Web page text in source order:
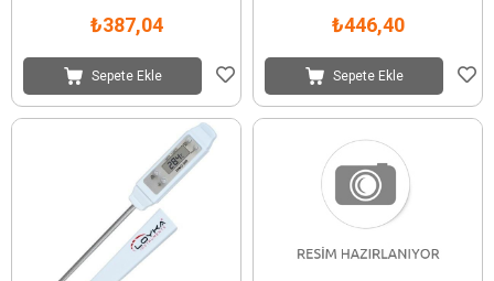
₺387,04
Sepete Ekle
₺446,40
Sepete Ekle